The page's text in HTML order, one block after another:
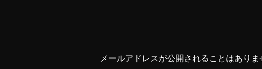
メールアドレスが公開されることはありま